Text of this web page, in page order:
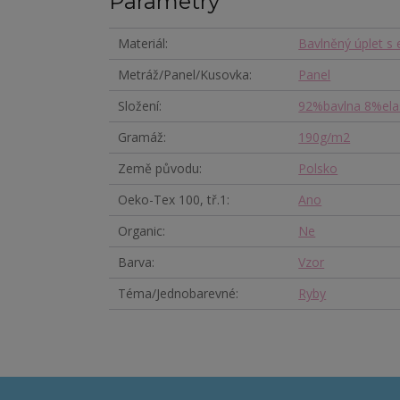
Materiál
Bavlněný úplet s
Metráž/Panel/Kusovka
Panel
Složení
92%bavlna
Gramáž
190g/m2
Země původu
Polsko
Oeko-Tex 100, tř.1
Ano
Organic
Ne
Barva
Vzor
Téma/Jednobarevné
Ryby